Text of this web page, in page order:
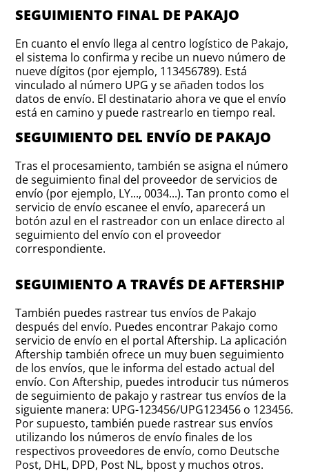
SEGUIMIENTO FINAL DE PAKAJO
En cuanto el envío llega al centro logístico de Pakajo,
el sistema lo confirma y recibe un nuevo número de
nueve dígitos (por ejemplo, 113456789). Está
vinculado al número UPG y se añaden todos los
datos de envío. El destinatario ahora ve que el envío
está en camino y puede rastrearlo en tiempo real.
SEGUIMIENTO DEL ENVÍO DE PAKAJO
Tras el procesamiento, también se asigna el número
de seguimiento final del proveedor de servicios de
envío (por ejemplo, LY..., 0034...). Tan pronto como el
servicio de envío escanee el envío, aparecerá un
botón azul en el rastreador con un enlace directo al
seguimiento del envío con el proveedor
correspondiente.
SEGUIMIENTO A TRAVÉS DE AFTERSHIP
También puedes rastrear tus envíos de Pakajo
después del envío. Puedes encontrar Pakajo como
servicio de envío en el portal Aftership. La aplicación
Aftership también ofrece un muy buen seguimiento
de los envíos, que le informa del estado actual del
envío. Con Aftership, puedes introducir tus números
de seguimiento de pakajo y rastrear tus envíos de la
siguiente manera: UPG-123456/UPG123456 o 123456.
Por supuesto, también puede rastrear sus envíos
utilizando los números de envío finales de los
respectivos proveedores de envío, como Deutsche
Post, DHL, DPD, Post NL, bpost y muchos otros.